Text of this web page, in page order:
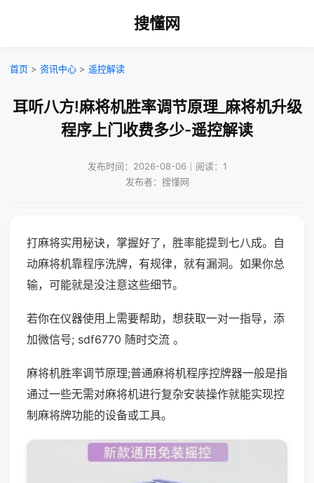
搜懂网
首页 > 资讯中心 > 遥控解读
耳听八方!麻将机胜率调节原理_麻将机升级
程序上门收费多少-遥控解读
发布时间：2026-08-06｜阅读：1
发布者：搜懂网
打麻将实用秘诀，掌握好了，胜率能提到七八成。自
动麻将机靠程序洗牌，有规律，就有漏洞。如果你总
输，可能就是没注意这些细节。
若你在仪器使用上需要帮助，想获取一对一指导，添
加微信号; sdf6770 随时交流 。
麻将机胜率调节原理;普通麻将机程序控牌器一般是指
通过一些无需对麻将机进行复杂安装操作就能实现控
制麻将牌功能的设备或工具。